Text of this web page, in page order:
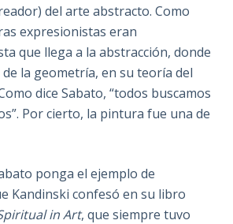
del arte abstracto. Como
expresionistas eran
que llega a la abstracción, donde
la geometría, en su teoría del
dice Sabato, “todos buscamos
Por cierto, la pintura fue una de
ponga el ejemplo de
Kandinski confesó en su libro
in Art, que siempre tuvo